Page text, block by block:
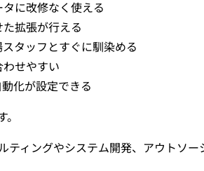
に改修なく使える
拡張が行える
タッフとすぐに馴染める
せやすい
化が設定できる
ティングやシステム開発、アウトソ